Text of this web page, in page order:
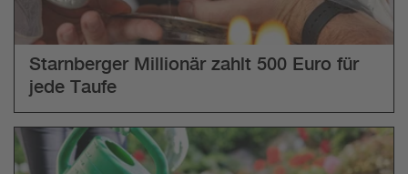
Starnberger Millionär zahlt 500 Euro für
jede Taufe